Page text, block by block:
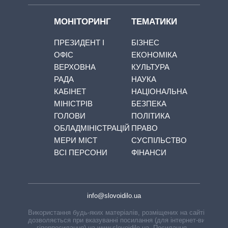
МОНІТОРИНГ
ПРЕЗИДЕНТ І
ОФІС
ВЕРХОВНА
РАДА
КАБІНЕТ
МІНІСТРІВ
ГОЛОВИ
ОБЛАДМІНІСТРАЦІЙ
МЕРИ МІСТ
ВСІ ПЕРСОНИ
ТЕМАТИКИ
БІЗНЕС
ЕКОНОМІКА
КУЛЬТУРА
НАУКА
НАЦІОНАЛЬНА
БЕЗПЕКА
ПОЛІТИКА
ПРАВО
СУСПІЛЬСТВО
ФІНАНСИ
info@slovoidilo.ua
Використання будь-яких матеріалів, розміщених на сайті,
дозволяється при вказуванні посилання (для інтернет-видань